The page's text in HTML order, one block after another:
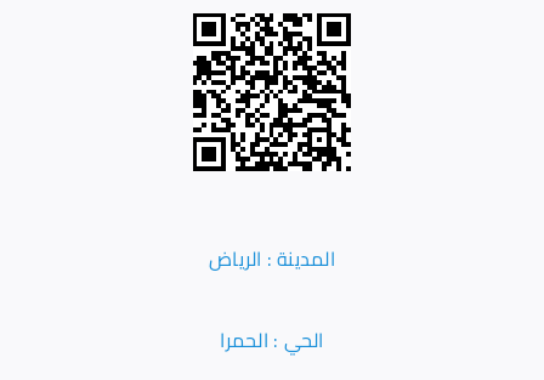
المدينة : الرياض
الحي : الحمرا